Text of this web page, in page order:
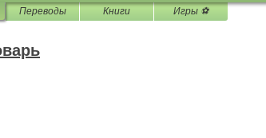
Переводы Книги Игры ⚽